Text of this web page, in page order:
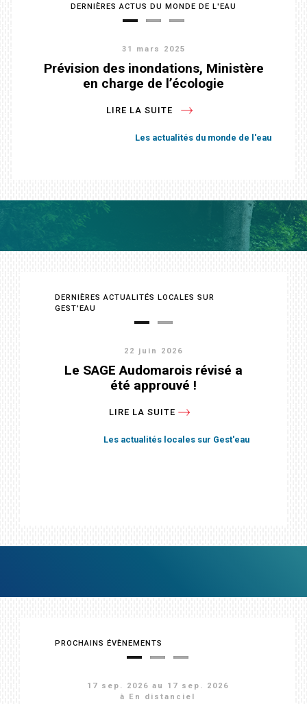
DERNIÈRES ACTUS DU MONDE DE L'EAU
Prévision des inondations, Ministère
en charge de l’écologie
LIRE LA SUITE
Les actualités du monde de l'eau
31 mars 2025
Stratégie de développement durable -
Agenda 2030
LIRE LA SUITE
Les actualités du monde de l'eau
Les chiffres-clés de l'OIEau
DERNIÈRES ACTUALITÉS LOCALES SUR
GEST'EAU
Le SAGE Audomarois révisé a
été approuvé !
LIRE LA SUITE
Les actualités locales sur Gest'eau
11 juin 2026
Validation du diagnostic et avis
favorable sur le programme
PROCHAINS ÉVÈNEMENTS
17 sep. 2026 17 sep. 2026
24 nov. 2026 au
26 nov. 2026
à Salon-de-Provence
14 déc. 2026 16 déc. 2026